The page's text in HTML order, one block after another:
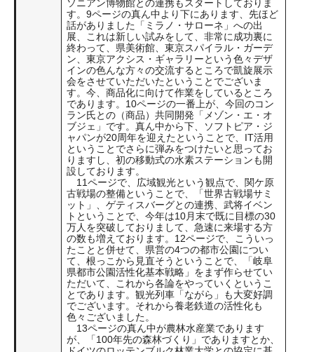
ソニアン博物館との連携もスタートしておりま
す。9ページの真ん中より下にあります、先ほど
話がありました「ミラノ・サローネ」への出
展、これは新しい試みをして、非常に成功裏に
終わって、県美術館、東京スパイラル・ガーデ
ン、東京アクシス・ギャラリーという色々デザ
インの色んな方々の交流するところで凱旋展示
会をさせていただいたということでございま
す。今、商品化に向けて作業をしているところ
であります。10ページの一番上が、今回のコン
ラン氏との（商品）共同開発「メゾン・エ・オ
ブジェ」です。真ん中から下、ソフトピア・ジ
ャパンが20周年を迎えたということで、IT活用
ということでさらに弾みをつけたいと思ってお
りますし、初の移動式の水素ステーションも開
設しております。
11ページで、広域観光という観点で、関ケ原
古戦場の整備ということで、「世界古戦場サミ
ット」、ゲティスバーグとの連携、武将イベン
トということで、今年は10月末で既に目標の30
万人を突破しておりまして、急速に来場する方
の数も増えております。12ページで、こういっ
たことと併せて、県営の4つの都市公園につい
て、根っこから見直そうということで、「岐阜
県都市公園活性化基本戦略」をまず作らせてい
ただいて、これから各論をやっていくというこ
とであります。観光列車「ながら」も大変好調
でございます。それから養老鉄道の活性化も
色々ございました。
13ページの真ん中が農林水産業であります
が、「100年先の森林づくり」でありますとか、